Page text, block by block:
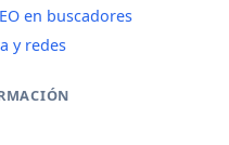
en buscadores
y redes